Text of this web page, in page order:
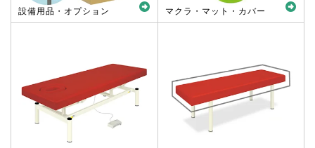
設備用品・オプション マクラ・マット・カバー